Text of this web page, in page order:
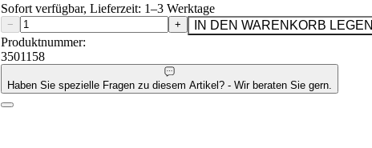
Sofort verfügbar, Lieferzeit: 1–3 Werktage
− +
IN DEN WARENKORB LEGEN
Produktnummer:
3501158
Haben Sie spezielle Fragen zu diesem Artikel? - Wir beraten Sie gern.